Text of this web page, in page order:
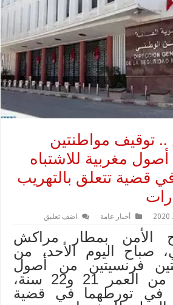
توقيف مواطنتين
مغربية للاشتباه
قضية تتعلق بالتهريب
أخبار عامة اضف تعليق
الأمن بمطار مراكش
صباح اليوم الأحد، من
فرنسيتين من أصول
مغربية تبلغان من العمر 21 و22 سنة،
في تورطهما في قضية